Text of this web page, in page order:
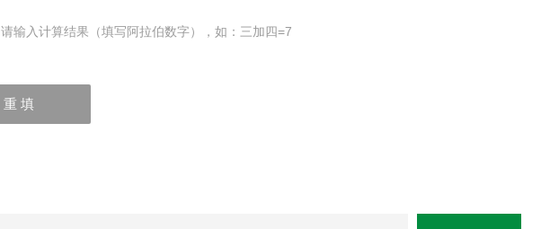
请输入计算结果（填写阿拉伯数字），如：三加四=7